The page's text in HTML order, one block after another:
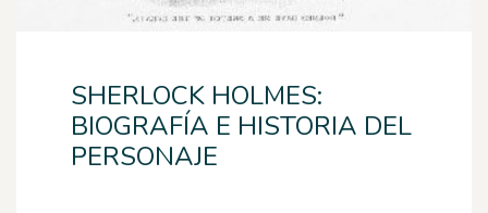
SHERLOCK HOLMES:
BIOGRAFÍA E HISTORIA DEL
PERSONAJE